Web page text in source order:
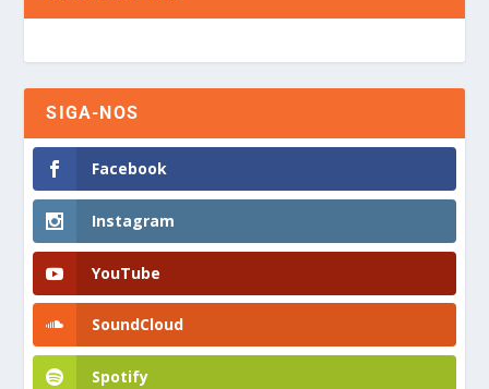
SIGA-NOS
Facebook
Instagram
YouTube
SoundCloud
Spotify